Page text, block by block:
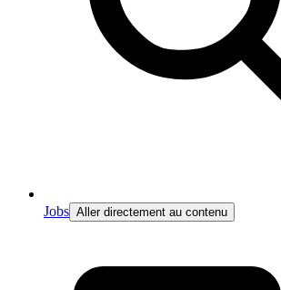
Jobs Aller directement au contenu